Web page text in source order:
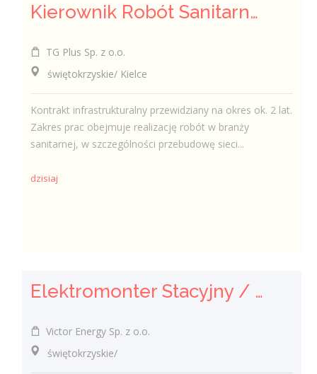
Kierownik Robót Sanitarnych
TG Plus Sp. z o.o.
świętokrzyskie/ Kielce
Kontrakt infrastrukturalny przewidziany na okres ok. 2 lat.
Zakres prac obejmuje realizację robót w branży
sanitarnej, w szczególności przebudowę sieci...
dzisiaj
Elektromonter Stacyjny / Elektromonterka Stacyjna (K/M)
Victor Energy Sp. z o.o.
świętokrzyskie/